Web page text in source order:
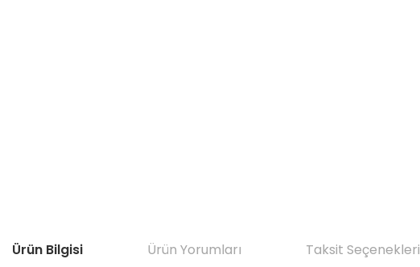
Ürün Bilgisi Ürün Yorumları Taksit Seçenekleri